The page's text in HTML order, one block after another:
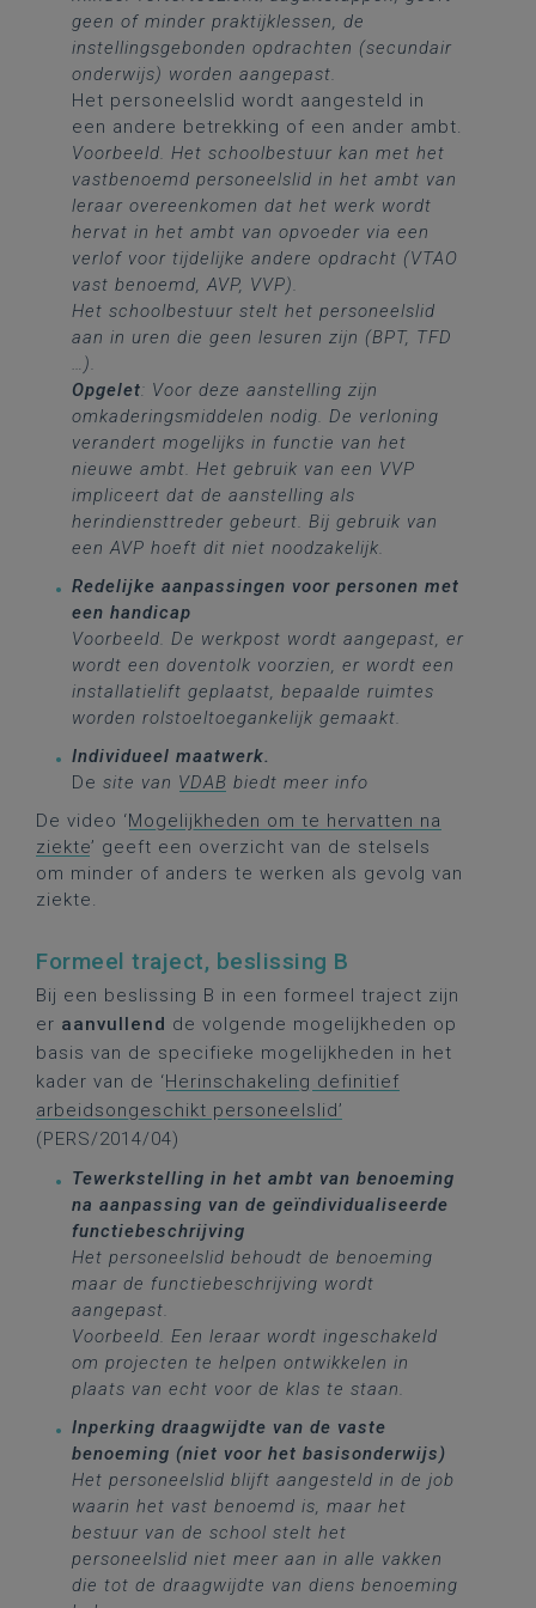
geen of minder praktijklessen, de
instellingsgebonden opdrachten (secundair
onderwijs) worden aangepast.
Het personeelslid wordt aangesteld in
een andere betrekking of een ander ambt.
Voorbeeld. Het schoolbestuur kan met het
vastbenoemd personeelslid in het ambt van
leraar overeenkomen dat het werk wordt
hervat in het ambt van opvoeder via een
verlof voor tijdelijke andere opdracht (VTAO
vast benoemd, AVP, VVP).
Het schoolbestuur stelt het personeelslid
aan in uren die geen lesuren zijn (BPT, TFD
…).
Opgelet: Voor deze aanstelling zijn
omkaderingsmiddelen nodig. De verloning
verandert mogelijks in functie van het
nieuwe ambt. Het gebruik van een VVP
impliceert dat de aanstelling als
herindiensttreder gebeurt. Bij gebruik van
een AVP hoeft dit niet noodzakelijk.
Redelijke aanpassingen voor personen met
een handicap
Voorbeeld. De werkpost wordt aangepast, er
wordt een doventolk voorzien, er wordt een
installatielift geplaatst, bepaalde ruimtes
worden rolstoeltoegankelijk gemaakt.
Individueel maatwerk.
De site van VDAB biedt meer info
De video ‘Mogelijkheden om te hervatten na
ziekte’ geeft een overzicht van de stelsels
om minder of anders te werken als gevolg van
ziekte.
Formeel traject, beslissing B
Bij een beslissing B in een formeel traject zijn
er aanvullend de volgende mogelijkheden op
basis van de specifieke mogelijkheden in het
kader van de ‘Herinschakeling definitief
arbeidsongeschikt personeelslid’
(PERS/2014/04)
Tewerkstelling in het ambt van benoeming
na aanpassing van de geïndividualiseerde
functiebeschrijving
Het personeelslid behoudt de benoeming
maar de functiebeschrijving wordt
aangepast.
Voorbeeld. Een leraar wordt ingeschakeld
om projecten te helpen ontwikkelen in
plaats van echt voor de klas te staan.
Inperking draagwijdte van de vaste
benoeming (niet voor het basisonderwijs)
Het personeelslid blijft aangesteld in de job
waarin het vast benoemd is, maar het
bestuur van de school stelt het
personeelslid niet meer aan in alle vakken
die tot de draagwijdte van diens benoeming